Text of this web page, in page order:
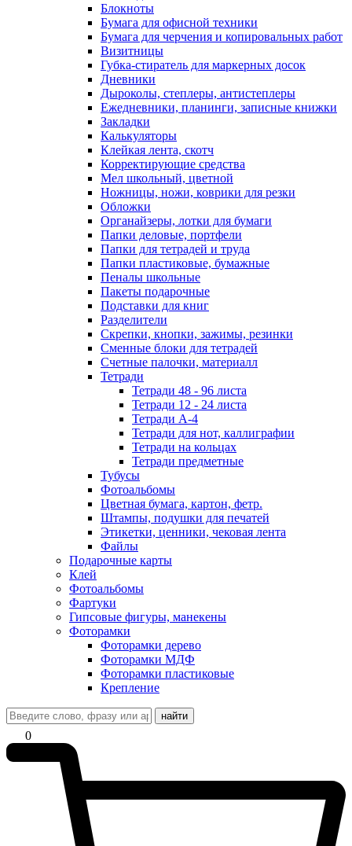
Блокноты
Бумага для офисной техники
Бумага для черчения и копировальных работ
Визитницы
Губка-стиратель для маркерных досок
Дневники
Дыроколы, степлеры, антистеплеры
Ежедневники, планинги, записные книжки
Закладки
Калькуляторы
Клейкая лента, скотч
Корректирующие средства
Мел школьный, цветной
Ножницы, ножи, коврики для резки
Обложки
Органайзеры, лотки для бумаги
Папки деловые, портфели
Папки для тетрадей и труда
Папки пластиковые, бумажные
Пеналы школьные
Пакеты подарочные
Подставки для книг
Разделители
Скрепки, кнопки, зажимы, резинки
Сменные блоки для тетрадей
Счетные палочки, материалл
Тетради
Тетради 48 - 96 листа
Тетради 12 - 24 листа
Тетради А-4
Тетради для нот, каллиграфии
Тетради на кольцах
Тетради предметные
Тубусы
Фотоальбомы
Цветная бумага, картон, фетр.
Штампы, подушки для печатей
Этикетки, ценники, чековая лента
Файлы
Подарочные карты
Клей
Фотоальбомы
Фартуки
Гипсовые фигуры, манекены
Фоторамки
Фоторамки дерево
Фоторамки МДФ
Фоторамки пластиковые
Крепление
найти
0